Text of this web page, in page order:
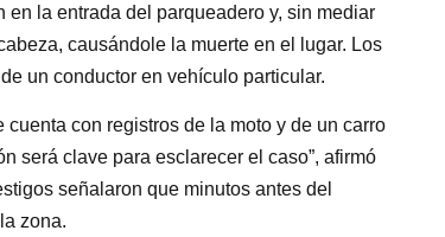
la entrada del parqueadero y, sin mediar
causándole la muerte en el lugar. Los
un conductor en vehículo particular.
con registros de la moto y de un carro
será clave para esclarecer el caso”, afirmó
señalaron que minutos antes del
zona.